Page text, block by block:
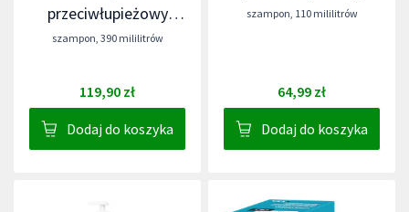
przeciwłupieżowy
włosy normalne i
szampon 390 mililitrów
119,90 zł
Dodaj do koszyka
szampon 110 mililitrów
64,99 zł
Dodaj do koszyka